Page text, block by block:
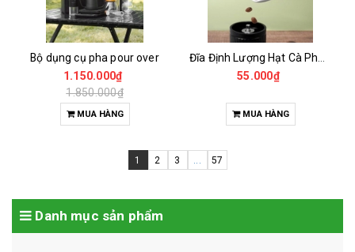
Bộ dụng cụ pha pour over
1.150.000₫
1.850.000₫
MUA HÀNG
55.000₫
MUA HÀNG
1 2 3 ... 57
Danh mục sản phẩm